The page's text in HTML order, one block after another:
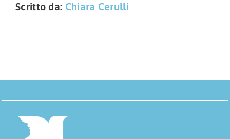
Scritto da: Chiara Cerulli